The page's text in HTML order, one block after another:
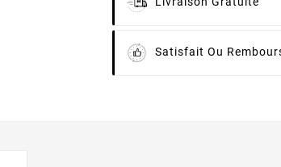
Satisfait Ou